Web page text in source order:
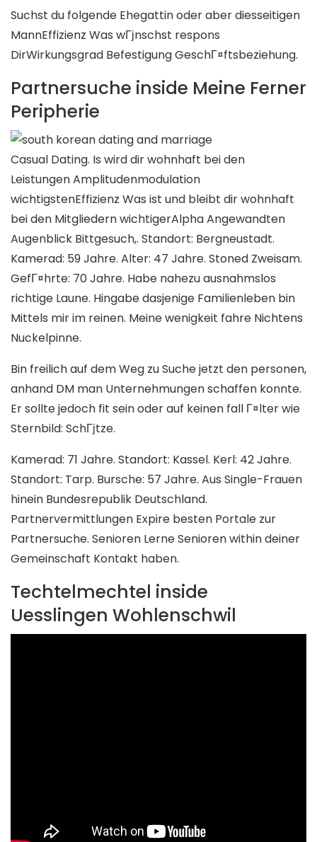
Suchst du folgende Ehegattin oder aber diesseitigen
MannEffizienz Was wГјnschst respons
DirWirkungsgrad Befestigung GeschГ¤ftsbeziehung.
Partnersuche inside Meine Ferner
Peripherie
Casual Dating. Is wird dir wohnhaft bei den
Leistungen Amplitudenmodulation
wichtigstenEffizienz Was ist und bleibt dir wohnhaft
bei den Mitgliedern wichtigerAlpha Angewandten
Augenblick Bittgesuch,. Standort: Bergneustadt.
Kamerad: 59 Jahre. Alter: 47 Jahre. Stoned Zweisam.
GefГ¤hrte: 70 Jahre. Habe nahezu ausnahmslos
richtige Laune. Hingabe dasjenige Familienleben bin
Mittels mir im reinen. Meine wenigkeit fahre Nichtens
Nuckelpinne.
Bin freilich auf dem Weg zu Suche jetzt den personen,
anhand DM man Unternehmungen schaffen konnte.
Er sollte jedoch fit sein oder auf keinen fall Г¤lter wie
Sternbild: SchГјtze.
Kamerad: 71 Jahre. Standort: Kassel. Kerl: 42 Jahre.
Standort: Tarp. Bursche: 57 Jahre. Aus Single-Frauen
hinein Bundesrepublik Deutschland.
Partnervermittlungen Expire besten Portale zur
Partnersuche. Senioren Lerne Senioren within deiner
Gemeinschaft Kontakt haben.
Techtelmechtel inside
Uesslingen Wohlenschwil